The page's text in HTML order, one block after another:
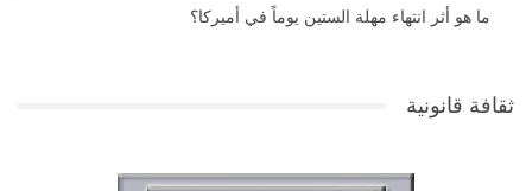
ما هو أثر انتهاء مهلة الستين يوماً في أميركا؟
ثقافة قانونية